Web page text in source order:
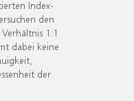
Index-
den
1:1
dabei keine
der